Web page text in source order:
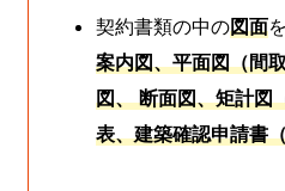
契約書類の中の図面
案内図、平面図（間
図、 断面図、矩計図
表、建築確認申請書